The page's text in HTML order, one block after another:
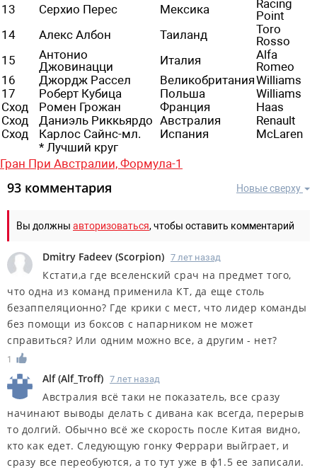
13
Серхио Перес Мексика
Racing
Point
14
Алекс Албон Таиланд
Toro
Rosso
15
Антонио
Джовинацци
Италия
Alfa
Romeo
16
Джордж Рассел ВеликобританияWilliams
17
Роберт Кубица Польша
Williams
Сход
Ромен Грожан Франция
Haas
Сход
Даниэль Риккьярдо Австралия
Renault
Сход
Карлос Сайнс-мл. Испания
МсLaren
* Лучший круг
Гран При Австралии, Формула-1
Новые сверху
93 комментария
Вы должны авторизоваться, чтобы оставить комментарий
Dmitry Fadeev (Scorpion) 7 лет назад
Кстати,а где вселенский срач на предмет того,
что одна из команд применила КТ, да еще столь
безаппеляционно? Где крики с мест, что лидер команды
без помощи из боксов с напарником не может
справиться? Или одним можно все, а другим - нет?
1
Alf(Alf_Troff) 7 лет назад
Австралия всё таки не показатель, все сразу
начинают выводы делать с дивана как всегда, перерыв
то долгий. Обычно всё же скорость после Китая видно,
кто как едет. Следующую гонку Феррари выйграет, и
сразу все переобуются, а то тут уже в ф1.5 ее записали.